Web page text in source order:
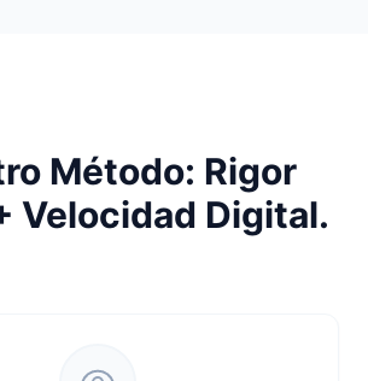
Método: Rigor
Velocidad Digital.